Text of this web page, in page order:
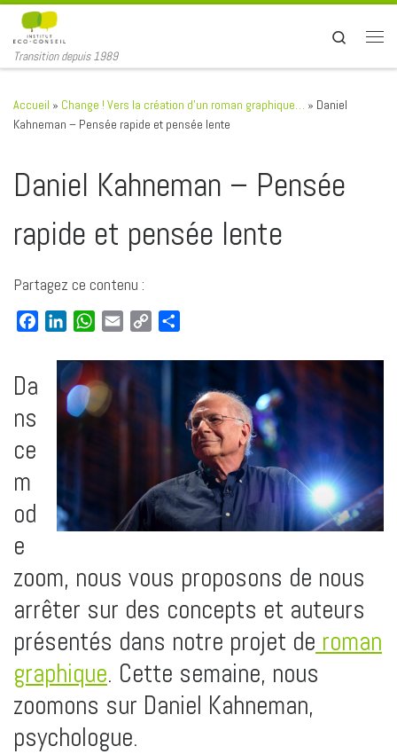
Passer au contenu
Transition depuis 1989
Search
Accueil » Change ! Vers la création d’un roman graphique… » Daniel
Kahneman – Pensée rapide et pensée lente
Daniel Kahneman – Pensée
rapide et pensée lente
Partagez ce contenu :
n
k
e
W
a
t
s
a
l
p
r
g
Da
ns
ce
m
od
e
zoom, nous vous proposons de nous
arrêter sur des concepts et auteurs
présentés dans notre projet de roman
graphique. Cette semaine, nous
zoomons sur Daniel Kahneman,
psychologue.